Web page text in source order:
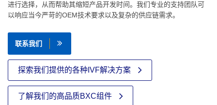
进行选择，从而帮助其缩短产品开发时间。我们专业的支持团队可
以响应当今严苛的OEM技术要求以及复杂的供应链需求。
联系我们
探索我们提供的各种IVF解决方案
了解我们的高品质BXC组件